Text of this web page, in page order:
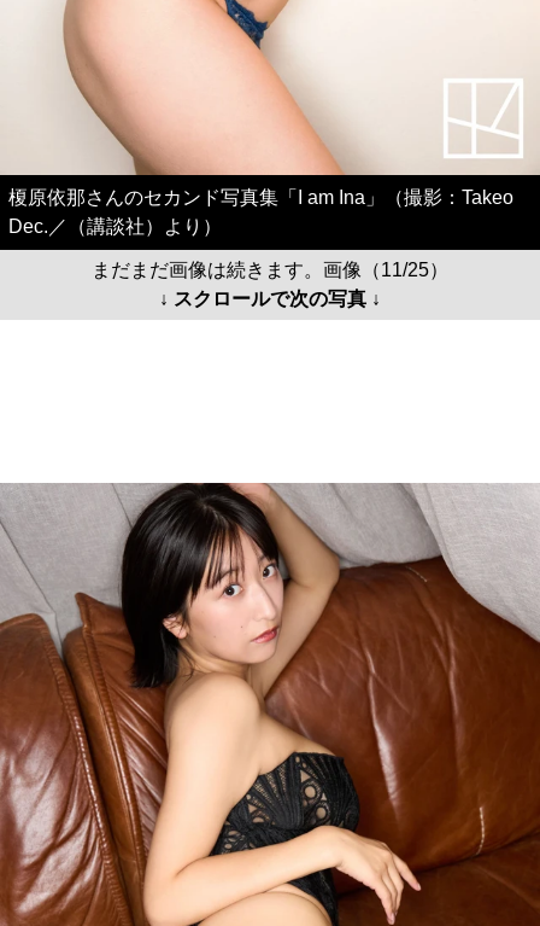
榎原依那さんのセカンド写真集「I am Ina」（撮影：Takeo
Dec.／（講談社）より）
まだまだ画像は続きます。画像（11/25）
↓ スクロールで次の写真 ↓